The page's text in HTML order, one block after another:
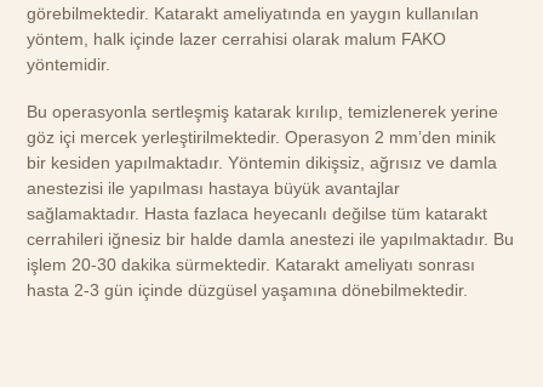
görebilmektedir. Katarakt ameliyatında en yaygın kullanılan
yöntem, halk içinde lazer cerrahisi olarak malum FAKO
yöntemidir.
Bu operasyonla sertleşmiş katarak kırılıp, temizlenerek yerine
göz içi mercek yerleştirilmektedir. Operasyon 2 mm’den minik
bir kesiden yapılmaktadır. Yöntemin dikişsiz, ağrısız ve damla
anestezisi ile yapılması hastaya büyük avantajlar
sağlamaktadır. Hasta fazlaca heyecanlı değilse tüm katarakt
cerrahileri iğnesiz bir halde damla anestezi ile yapılmaktadır. Bu
işlem 20-30 dakika sürmektedir. Katarakt ameliyatı sonrası
hasta 2-3 gün içinde düzgüsel yaşamına dönebilmektedir.